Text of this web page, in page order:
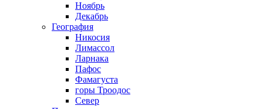
Ноябрь
Декабрь
География
Никосия
Лимассол
Ларнака
Пафос
Фамагуста
горы Троодос
Север